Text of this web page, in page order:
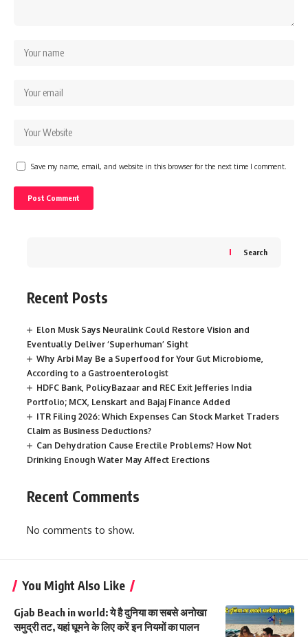
Save my name, email, and website in this browser for the next time I comment.
Search
Recent Posts
Elon Musk Says Neuralink Could Restore Vision and
Eventually Deliver ‘Superhuman’ Sight
Why Arbi May Be a Superfood for Your Gut Microbiome,
According to a Gastroenterologist
HDFC Bank, PolicyBazaar and REC Exit Jefferies India
Portfolio; MCX, Lenskart and Bajaj Finance Added
ITR Filing 2026: Which Expenses Can Stock Market Traders
Claim as Business Deductions?
Can Dehydration Cause Erectile Problems? How Not
Drinking Enough Water May Affect Erections
Recent Comments
No comments to show.
You Might Also Like
Gjab Beach in world: ये है दुनिया का सबसे अनोखा
समुद्री तट, यहां घूमने के लिए करें इन नियमों का पालन